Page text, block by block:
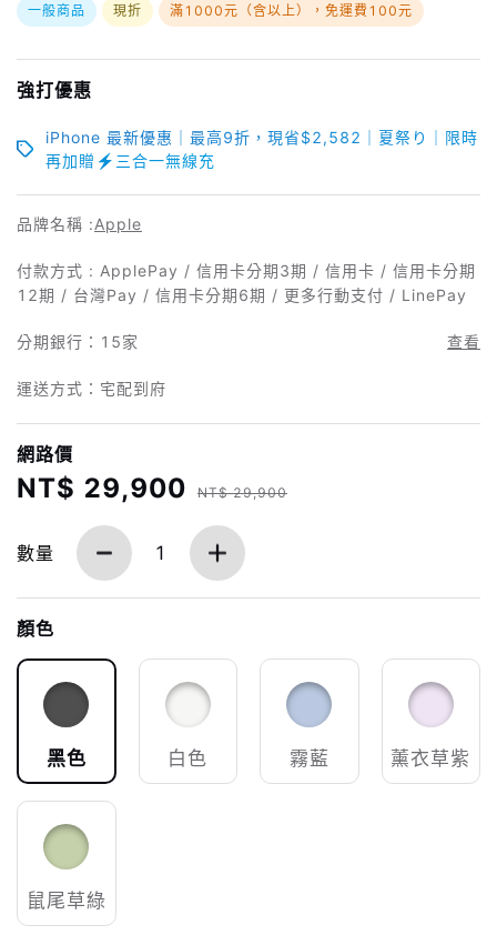
一般商品 現折 滿1000元（含以上），免運費100元
強打優惠
iPhone 最新優惠｜最高9折，現省$2,582｜夏祭り｜限時
再加贈⚡️三合一無線充
品牌名稱 :Apple
付款方式 : ApplePay / 信用卡分期3期 / 信用卡 / 信用卡分期
12期 / 台灣Pay / 信用卡分期6期 / 更多行動支付 / LinePay
分期銀行： 15家 查看
運送方式：宅配到府
網路價
NT$ 29,900 NT$ 29,900
數量 1
顏色
黑色 白色 霧藍 薰衣草紫
鼠尾草綠